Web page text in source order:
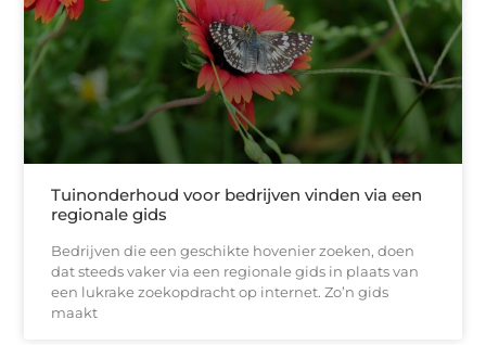
Tuinonderhoud voor bedrijven vinden via een
regionale gids
Bedrijven die een geschikte hovenier zoeken, doen
dat steeds vaker via een regionale gids in plaats van
een lukrake zoekopdracht op internet. Zo’n gids
maakt